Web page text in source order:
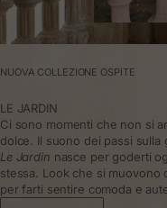
NUOVA COLLEZIONE OSPITE
LE JARDIN
Ci sono momenti che non si
dolce. Il suono dei passi sulla
Le Jardin nasce per goderti
stessa. Look che si muovono
per farti sentire comoda e